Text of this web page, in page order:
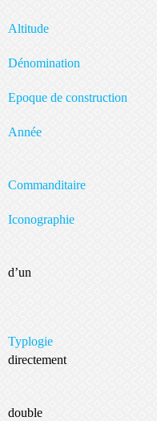
Epoque de
du Christ. Le
d’un
directement
sur le sol. Il
double